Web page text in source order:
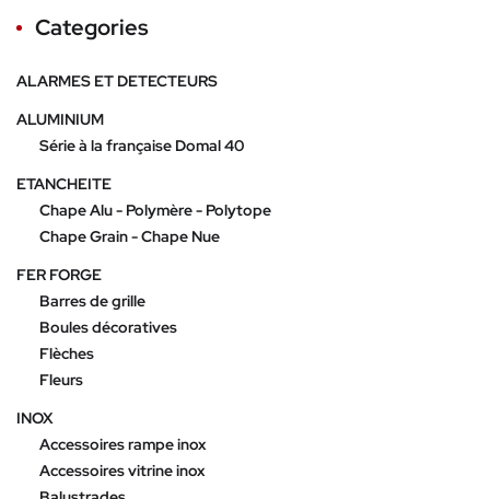
Categories
ALARMES ET DETECTEURS
ALUMINIUM
Série à la française Domal 40
ETANCHEITE
Chape Alu - Polymère - Polytope
Chape Grain - Chape Nue
FER FORGE
Barres de grille
Boules décoratives
Flèches
Fleurs
INOX
Accessoires rampe inox
Accessoires vitrine inox